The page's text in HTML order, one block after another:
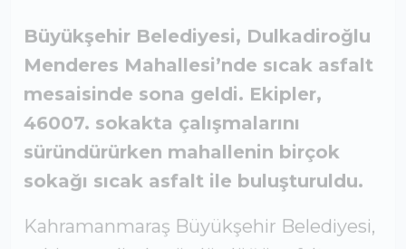
Menderes Mahallesi’nde sıcak asfalt
mesaisinde sona geldi. Ekipler,
46007. sokakta çalışmalarını
süründürürken mahallenin birçok
sokağı sıcak asfalt ile buluşturuldu.
şehir genelinde sürdürdüğü asfalt